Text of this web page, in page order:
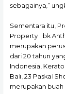
sebagainya,”
Sementara itu,
Property Tbk
merupakan
dari 20 tahun
Indonesia,
Bali, 23 Paskal
merupakan buah